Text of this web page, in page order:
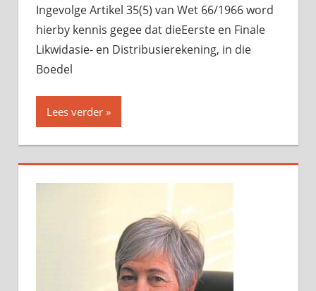
Ingevolge Artikel 35(5) van Wet 66/1966 word
hierby kennis gegee dat dieEerste en Finale
Likwidasie- en Distribusierekening, in die
Boedel
Lees verder